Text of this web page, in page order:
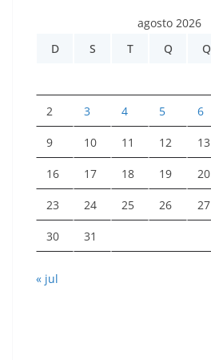
agosto 2026
D
S T Q Q
2 3 4 5 6
9 10 11 12 13
16 17 18 19 20
23 24 25 26 27
30 31
« jul